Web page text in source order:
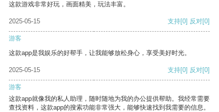
这款游戏非常好玩，画面精美，玩法丰富。
2025-05-15 支持[0] 反对[0]
游客
这款app是我娱乐的好帮手，让我能够放松身心，享受美好时光。
2025-05-15 支持[0] 反对[0]
游客
这款app就像我的私人助理，随时随地为我的办公提供帮助。我经常需要
查找资料，这款app的搜索功能非常强大，能够快速找到我需要的信息。